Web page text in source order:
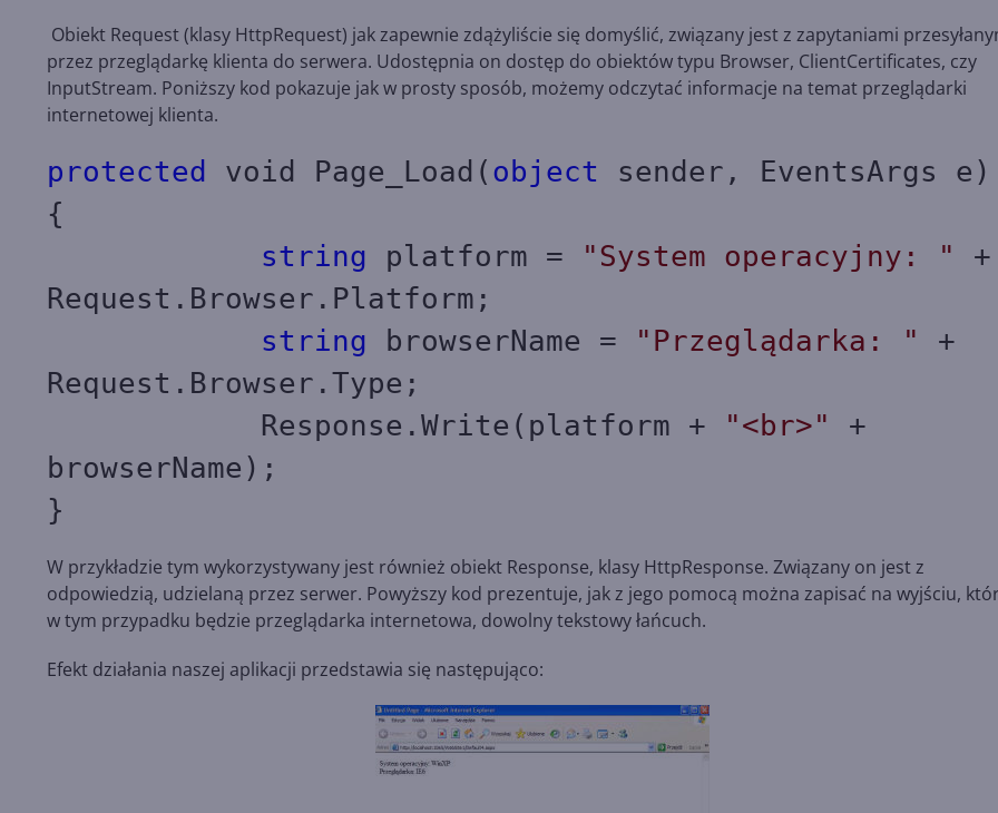
Obiekt Request (klasy HttpRequest) jak zapewnie zdążyliście się domyślić, związany jest z zapytaniami
przez przeglądarkę klienta do serwera. Udostępnia on dostęp do obiektów typu Browser, ClientCertificates, czy
InputStream. Poniższy kod pokazuje jak w prosty sposób, możemy odczytać informacje na temat przeglądarki
internetowej klienta.
protected void Page_Load( object sender, EventsArgs e)
{
string platform = "System operacyjny: "
+
Request.Browser.Platform;
string browserName = "Przeglądarka: "
+
Request.Browser.Type;
Response.Write(platform +
"<br>" +
browserName);
}
W przykładzie tym wykorzystywany jest również obiekt Response, klasy HttpResponse. Związany on jest z
odpowiedzią, udzielaną przez serwer. Powyższy kod prezentuje, jak z jego pomocą można zapisać na wyjściu,
w tym przypadku będzie przeglądarka internetowa, dowolny tekstowy łańcuch.
Efekt działania naszej aplikacji przedstawia się następująco: